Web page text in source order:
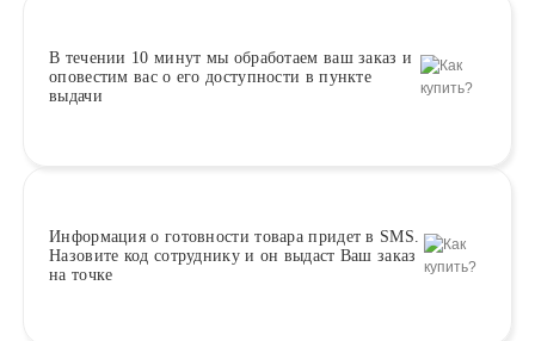
В течении 10 минут мы обработаем ваш заказ и
оповестим вас о его доступности в пункте
выдачи
Информация о готовности товара придет в SMS.
Назовите код сотруднику и он выдаст Ваш заказ
на точке